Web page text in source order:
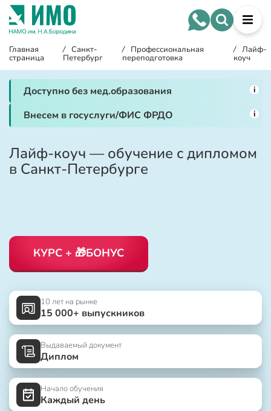
Главная
страница
/ Санкт-
Петербург
/ Профессиональная
переподготовка
/ Лайф-
коуч
Доступно без мед.образования i
Внесем в госуслуги/ФИС ФРДО i
Лайф-коуч — обучение с дипломом
в Санкт-Петербурге
КУРС + 🎁БОНУС
10 лет на рынке
15 000+ выпускников
Выдаваемый документ
Диплом
Начало обучения
Каждый день